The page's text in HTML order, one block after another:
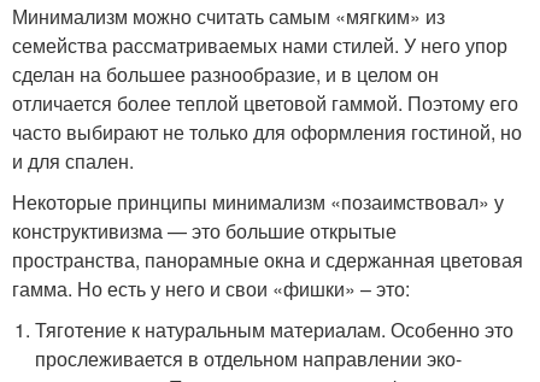
Минимализм можно считать самым «мягким» из
семейства рассматриваемых нами стилей. У него упор
сделан на большее разнообразие, и в целом он
отличается более теплой цветовой гаммой. Поэтому его
часто выбирают не только для оформления гостиной, но
и для спален.
Некоторые принципы минимализм «позаимствовал» у
конструктивизма — это большие открытые
пространства, панорамные окна и сдержанная цветовая
гамма. Но есть у него и свои «фишки» – это:
Тяготение к натуральным материалам. Особенно это
прослеживается в отдельном направлении эко-